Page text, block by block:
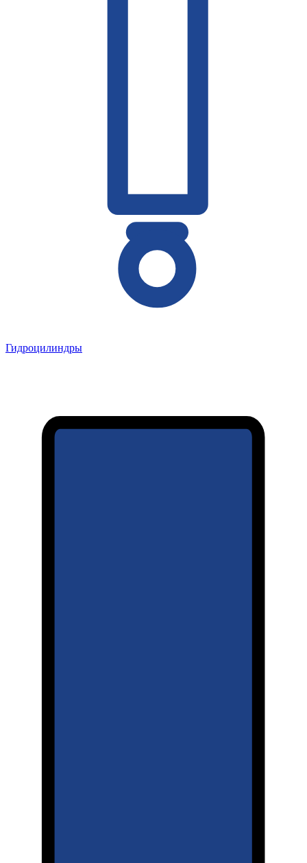
Гидроцилиндры